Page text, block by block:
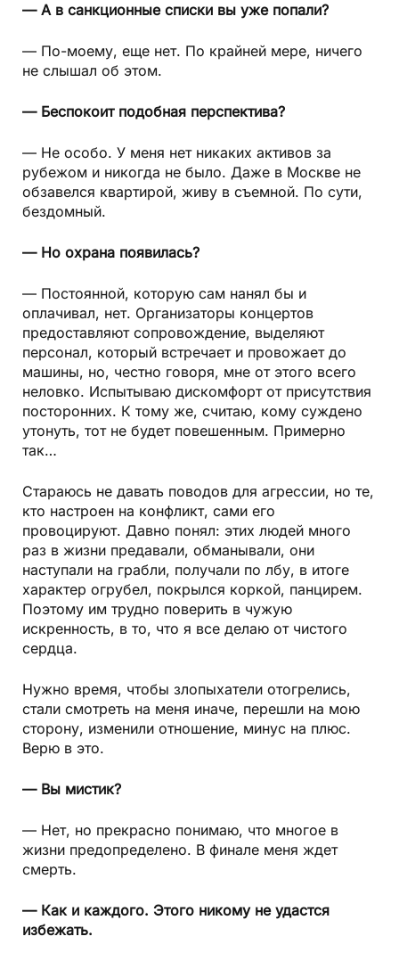
— А в санкционные списки вы уже попали?
— По-моему, еще нет. По крайней мере, ничего
не слышал об этом.
— Беспокоит подобная перспектива?
— Не особо. У меня нет никаких активов за
рубежом и никогда не было. Даже в Москве не
обзавелся квартирой, живу в съемной. По сути,
бездомный.
— Но охрана появилась?
— Постоянной, которую сам нанял бы и
оплачивал, нет. Организаторы концертов
предоставляют сопровождение, выделяют
персонал, который встречает и провожает до
машины, но, честно говоря, мне от этого всего
неловко. Испытываю дискомфорт от присутствия
посторонних. К тому же, считаю, кому суждено
утонуть, тот не будет повешенным. Примерно
так…
Стараюсь не давать поводов для агрессии, но те,
кто настроен на конфликт, сами его
провоцируют. Давно понял: этих людей много
раз в жизни предавали, обманывали, они
наступали на грабли, получали по лбу, в итоге
характер огрубел, покрылся коркой, панцирем.
Поэтому им трудно поверить в чужую
искренность, в то, что я все делаю от чистого
сердца.
Нужно время, чтобы злопыхатели отогрелись,
стали смотреть на меня иначе, перешли на мою
сторону, изменили отношение, минус на плюс.
Верю в это.
— Вы мистик?
— Нет, но прекрасно понимаю, что многое в
жизни предопределено. В финале меня ждет
смерть.
— Как и каждого. Этого никому не удастся
избежать.